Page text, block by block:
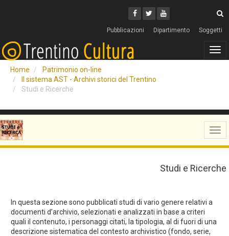
Facebook
Twitter
Youtube
Pubblicazioni Dipartimento Soggetti
Home
Patrimonio on-line
Il sistema AST - Archivi storici del Trentino
Studi e Ricerche
Studi e Ricerche
In questa sezione sono pubblicati studi di vario genere relativi a
documenti d’archivio, selezionati e analizzati in base a criteri
quali il contenuto, i personaggi citati, la tipologia, al di fuori di una
descrizione sistematica del contesto archivistico (fondo, serie,